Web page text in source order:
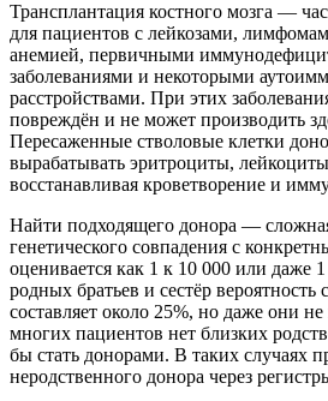
Трансплантация костного мозга —
для пациентов с лейкозами,
анемией, первичными
заболеваниями и некоторыми
расстройствами. При этих
повреждён и не может производить
Пересаженные стволовые клетки
вырабатывать эритроциты,
восстанавливая кроветворение и
Найти подходящего донора —
генетического совпадения с
оценивается как 1 к 10 000 или даже
родных братьев и сестёр вероятность
составляет около 25%, но даже они не
многих пациентов нет близких
бы стать донорами. В таких случаях
неродственного донора через